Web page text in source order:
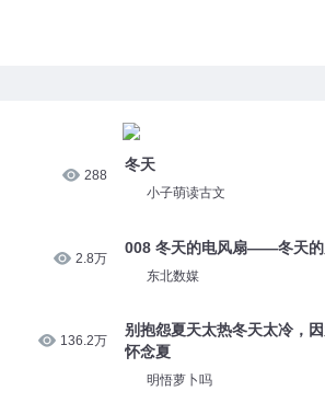
288
2.8万
136.2万
冬天
小子萌读古文
008 冬天的电风扇——冬天的
东北数媒
别抱怨夏天太热冬天太冷，
怀念夏
明悟萝卜吗